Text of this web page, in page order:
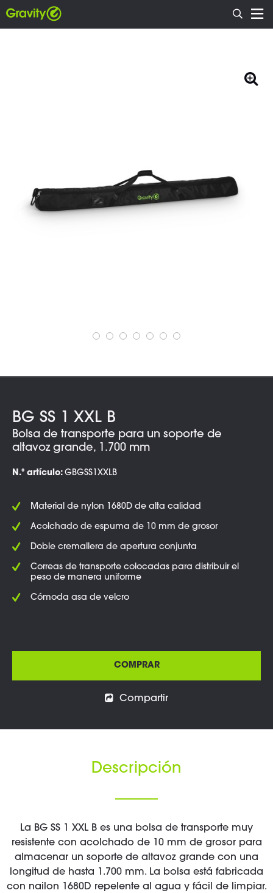
BG SS 1 XXL B
Bolsa de transporte para un soporte de
altavoz grande, 1.700 mm
N.º artículo: GBGSS1XXLB
Material de nylon 1680D de alta calidad
Acolchado de espuma de 10 mm de grosor
Doble cremallera de apertura conjunta
Correas de transporte colocadas para distribuir el
peso de manera uniforme
Cómoda asa de velcro
COMPRAR
Compartir
Descripción
La BG SS 1 XXL B es una bolsa de transporte muy
resistente con acolchado de 10 mm de grosor para
almacenar un soporte de altavoz grande con una
longitud de hasta 1.700 mm. La bolsa está fabricada
con nailon 1680D repelente al agua y fácil de limpiar.